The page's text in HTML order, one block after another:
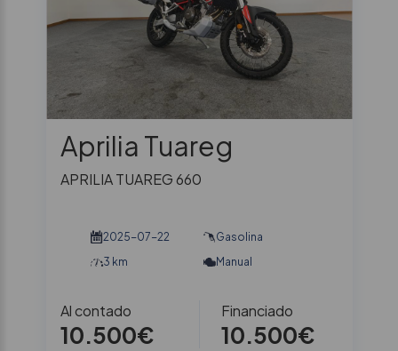
Aprilia Tuareg
APRILIA TUAREG 660
2025-07-22
Gasolina
3 km
Manual
Al contado
10.500€
Financiado
10.500€